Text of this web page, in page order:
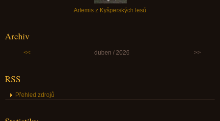
Artemis z Kyšperských lesů
Archiv
<< duben / 2026 >>
RSS
Přehled zdrojů